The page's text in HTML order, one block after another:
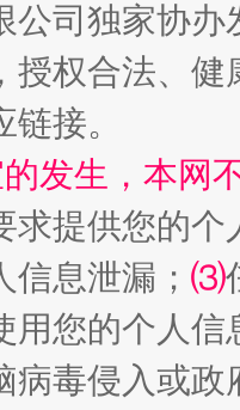
期
公司独家协
授权合法、
接。
发生，本网
求提供您的个
息泄漏； ⑶
用您的个人
病毒侵入或